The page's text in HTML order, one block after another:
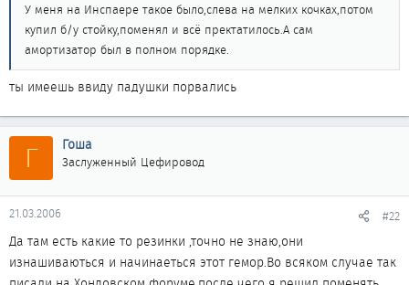
У меня на Инспаере такое было,слева на мелких кочках,потом
купил б/у стойку,поменял и всё пректатилось.А сам
амортизатор был в полном порядке.
ты имеешь ввиду падушки порвались
Г Гоша
Заслуженный Цефировод
21.03.2006 #22
Да там есть какие то резинки ,точно не знаю,они
изнашиваються и начинаеться этот гемор.Во всяком случае так